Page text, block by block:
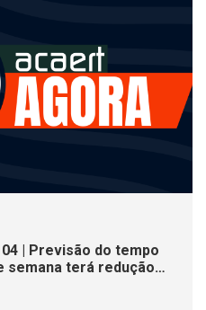
04 | Previsão do tempo
semana terá redução